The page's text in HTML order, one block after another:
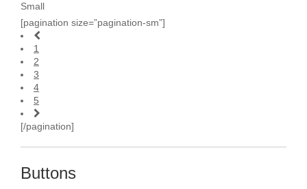
Small
[pagination size=”pagination-sm”]
1
2
3
4
5
[/pagination]
Buttons